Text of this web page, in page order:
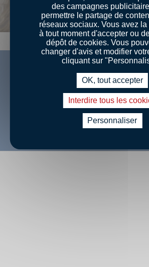
Retrouvez-nous sur
des campagnes
permettre le partage de
réseaux sociaux. Vous avez
à tout moment d'accepter ou
dépôt de cookies. Vous
changer d'avis et modifier
cliquant sur
OK, tout accepter
Interdire tous les
Personnaliser